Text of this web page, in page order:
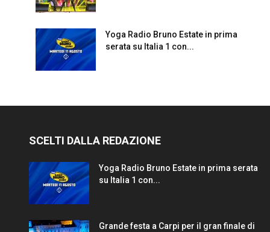
Yoga Radio Bruno Estate in prima
serata su Italia 1 con...
SCELTI DALLA REDAZIONE
Yoga Radio Bruno Estate in prima serata
su Italia 1 con...
Grande festa a Carpi per il gran finale di